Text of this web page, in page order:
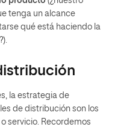
tenga un alcance
qué está haciendo la
la estrategia de
de distribución son los
servicio. Recordemos